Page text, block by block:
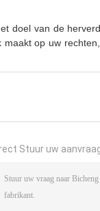
doel van de
op uw
Stuur uw